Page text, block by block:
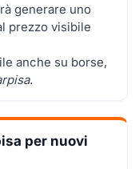
generare uno
prezzo visibile
anche su borse,
.
per nuovi